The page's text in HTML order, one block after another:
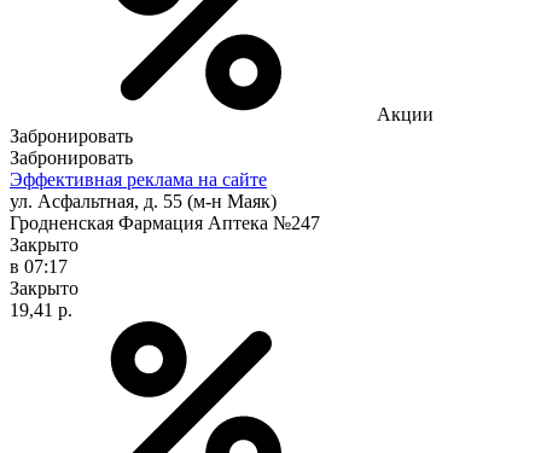
Акции
Забронировать
Забронировать
Эффективная реклама на сайте
ул. Асфальтная, д. 55 (м-н Маяк)
Гродненская Фармация Аптека №247
Закрыто
в 07:17
Закрыто
19,41 р.